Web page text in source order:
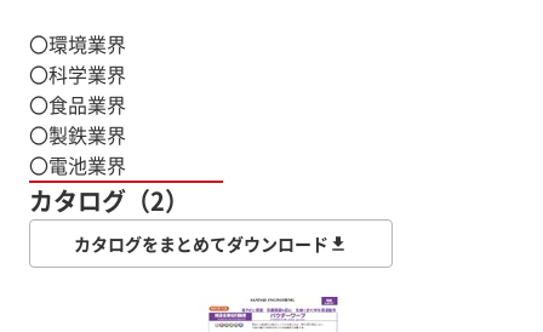
〇環境業界
〇科学業界
〇食品業界
〇製鉄業界
〇電池業界
カタログ（2）
カタログをまとめてダウンロード